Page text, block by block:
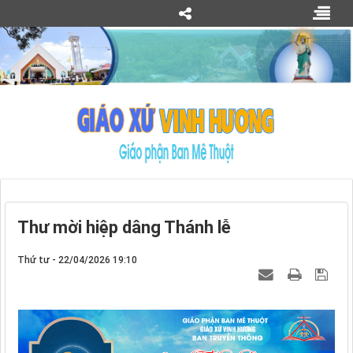
Thư mời hiệp dâng Thánh lễ
Thứ tư - 22/04/2026 19:10